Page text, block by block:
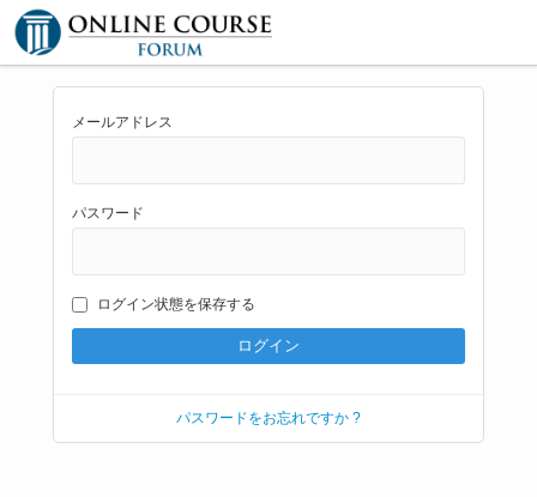
メールアドレス
パスワード
ログイン状態を保存する
パスワードをお忘れですか ?